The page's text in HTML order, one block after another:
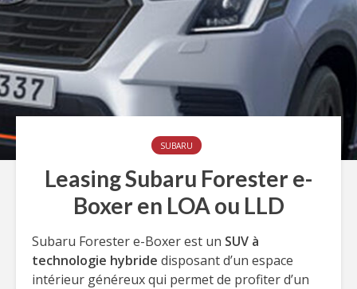
SUBARU
Leasing Subaru Forester e-
Boxer en LOA ou LLD
Subaru Forester e-Boxer est un SUV à
technologie hybride disposant d’un espace
intérieur généreux qui permet de profiter d’un